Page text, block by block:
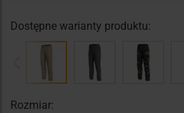
Dostępne warianty produktu:
Rozmiar: